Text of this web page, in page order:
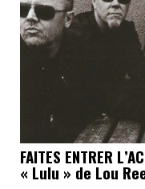
FAITES ENTRER
« Lulu » de Lou